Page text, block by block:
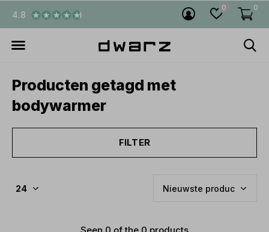
0 0
4.8
Producten getagd met
bodywarmer
FILTER